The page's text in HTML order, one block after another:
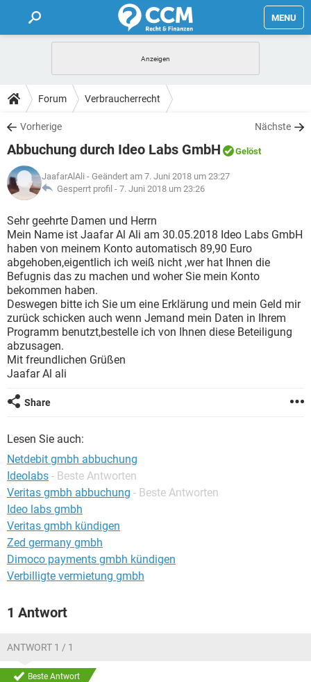
MENU
FORUM
TIPPS
Forum Verbraucherrecht
Vorherige Nächste
Abbuchung durch Ideo Labs GmbH Gelöst
JaafarAlAli - Geändert am 7. Juni 2018 um 23:27
Gesperrt profil - 7. Juni 2018 um 23:26
Sehr geehrte Damen und Herrn
Mein Name ist Jaafar Al Ali am 30.05.2018 Ideo Labs GmbH
haben von meinem Konto automatisch 89,90 Euro
abgehoben,eigentlich ich weiß nicht ,wer hat Ihnen die
Befugnis das zu machen und woher Sie mein Konto
bekommen haben.
Deswegen bitte ich Sie um eine Erklärung und mein Geld mir
zurück schicken auch wenn Jemand mein Daten in Ihrem
Programm benutzt,bestelle ich von Ihnen diese Beteiligung
abzusagen.
Mit freundlichen Grüßen
Jaafar Al ali
Share
Lesen Sie auch:
Netdebit gmbh abbuchung
Ideolabs - Beste Antworten
Veritas gmbh abbuchung - Beste Antworten
Ideo labs gmbh
Veritas gmbh kündigen
Zed germany gmbh
Dimoco payments gmbh kündigen
Verbilligte vermietung gmbh
1 Antwort
ANTWORT 1 / 1
Beste Antwort